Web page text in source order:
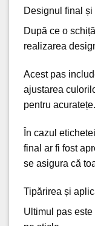
Designul final
După ce o
realizarea
Acest pas
ajustarea
pentru acuratețe.
În cazul
final ar fi fost
se asigura că
Tipărirea și
Ultimul pas